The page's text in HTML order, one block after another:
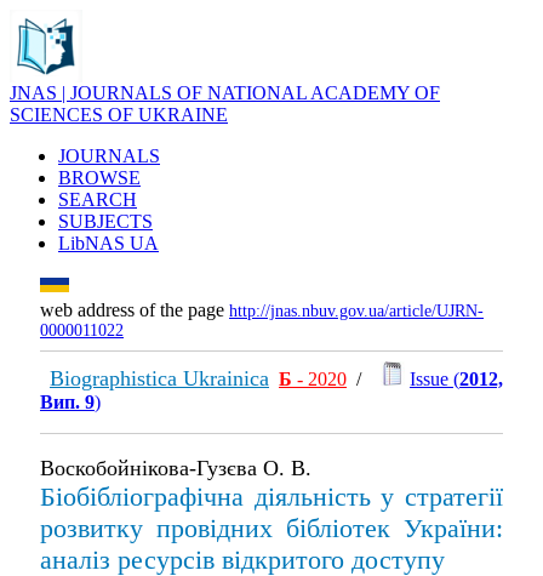
JNAS | JOURNALS OF NATIONAL ACADEMY OF
SCIENCES OF UKRAINE
JOURNALS
BROWSE
SEARCH
SUBJECTS
LibNAS UA
web address of the page http://jnas.nbuv.gov.ua/article/UJRN-
0000011022
Biographistica Ukrainica Б - 2020 / Issue (2012,
Вип. 9)
Воскобойнікова-Гузєва О. В.
Біобібліографічна діяльність у стратегії
розвитку провідних бібліотек України:
аналіз ресурсів відкритого доступу